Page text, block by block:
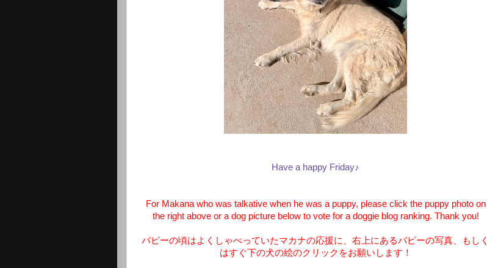
Have a happy Friday♪
For Makana who was talkative when he was a puppy, please click the puppy photo on
the right above or a dog picture below to vote for a doggie blog ranking. Thank you!
パピーの頃はよくしゃべっていたマカナの応援に、右上にあるパピーの写真、もしく
はすぐ下の犬の絵のクリックをお願いします！